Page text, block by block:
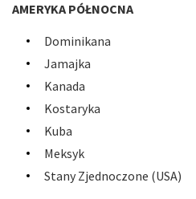
AMERYKA PÓŁNOCNA
Dominikana
Jamajka
Kanada
Kostaryka
Kuba
Meksyk
Stany Zjednoczone (USA)